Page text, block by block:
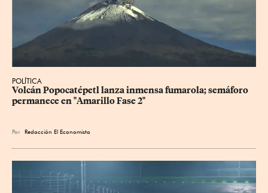
POLÍTICA
Volcán Popocatépetl lanza inmensa fumarola; semáforo
permanece en "Amarillo Fase 2"
Por Redacción El Economista